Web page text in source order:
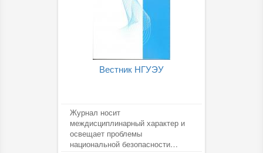
Вестник НГУЭУ
Журнал носит
междисциплинарный характер и
освещает проблемы
национальной безопасности